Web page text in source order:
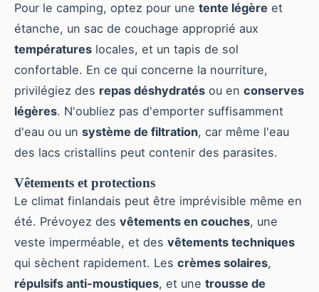
Pour le camping, optez pour une tente légère et
étanche, un sac de couchage approprié aux
températures locales, et un tapis de sol
confortable. En ce qui concerne la nourriture,
privilégiez des repas déshydratés ou en conserves
légères. N'oubliez pas d'emporter suffisamment
d'eau ou un système de filtration, car même l'eau
des lacs cristallins peut contenir des parasites.
Vêtements et protections
Le climat finlandais peut être imprévisible même en
été. Prévoyez des vêtements en couches, une
veste imperméable, et des vêtements techniques
qui sèchent rapidement. Les crèmes solaires,
répulsifs anti-moustiques, et une trousse de